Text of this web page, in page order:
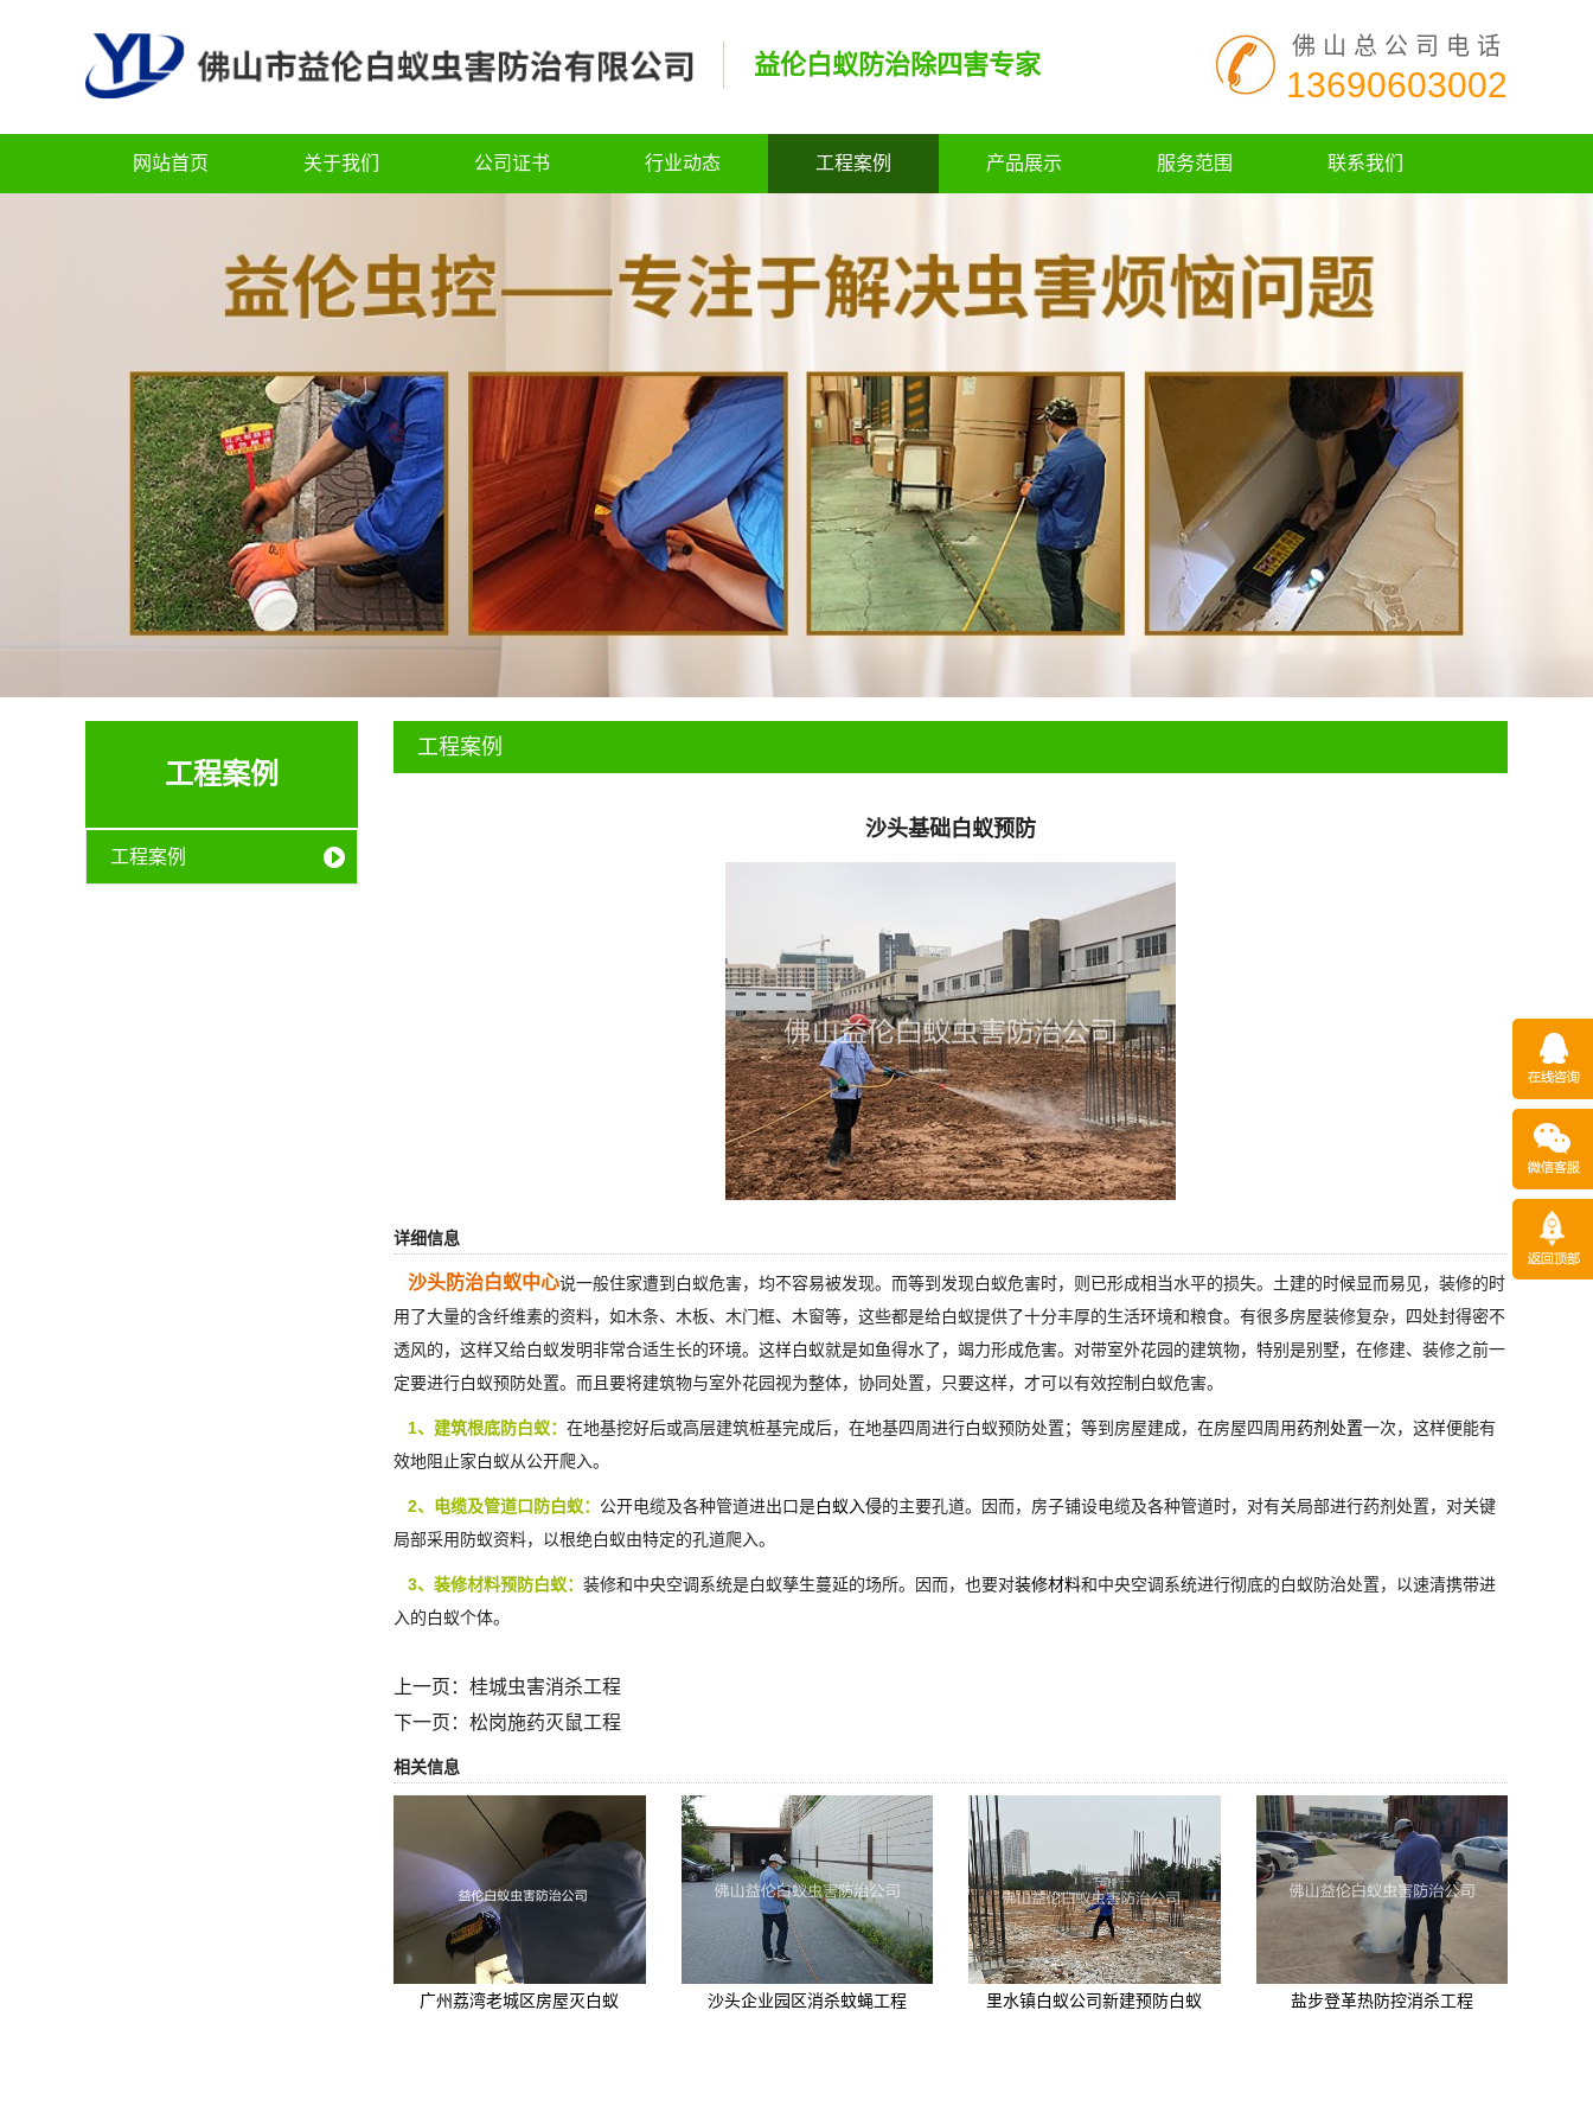
益伦白蚁防治除四害专家
佛山总公司电话
13690603002
网站首页 关于我们 公司证书 行业动态 工程案例 产品展示 服务范围 联系我们
工程案例
工程案例
工程案例
沙头基础白蚁预防
详细信息
沙头防治白蚁中心说一般住家遭到白蚁危害，均不容易被发现。而等到发现白蚁危害时，则已形成相当水平的损失。土建的时候显而易见，装修的时
用了大量的含纤维素的资料，如木条、木板、木门框、木窗等，这些都是给白蚁提供了十分丰厚的生活环境和粮食。有很多房屋装修复杂，四处封得密不
透风的，这样又给白蚁发明非常合适生长的环境。这样白蚁就是如鱼得水了，竭力形成危害。对带室外花园的建筑物，特别是别墅，在修建、装修之前一
定要进行白蚁预防处置。而且要将建筑物与室外花园视为整体，协同处置，只要这样，才可以有效控制白蚁危害。
1、建筑根底防白蚁： 在地基挖好后或高层建筑桩基完成后，在地基四周进行白蚁预防处置；等到房屋建成，在房屋四周用药剂处置一次，这样便能有
效地阻止家白蚁从公开爬入。
2、电缆及管道口防白蚁： 公开电缆及各种管道进出口是白蚁入侵的主要孔道。因而，房子铺设电缆及各种管道时，对有关局部进行药剂处置，对关键
局部采用防蚁资料，以根绝白蚁由特定的孔道爬入。
3、装修材料预防白蚁： 装修和中央空调系统是白蚁孳生蔓延的场所。因而，也要对装修材料和中央空调系统进行彻底的白蚁防治处置，以速清携带进
入的白蚁个体。
上一页： 桂城虫害消杀工程
下一页： 松岗施药灭鼠工程
相关信息
广州荔湾老城区房屋灭白蚁 沙头企业园区消杀蚊蝇工程 里水镇白蚁公司新建预防白蚁 盐步登革热防控消杀工程